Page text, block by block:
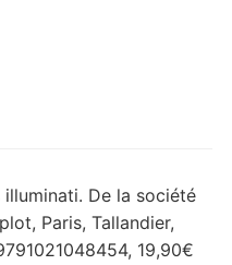
illuminati. De la société
Paris, Tallandier,
19,90€